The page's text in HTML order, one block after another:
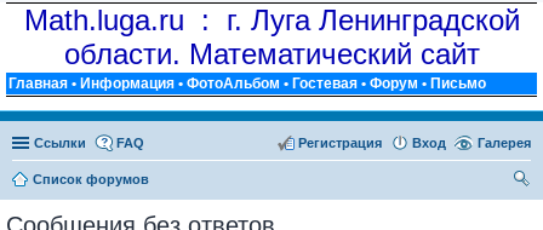
Math.luga.ru : г. Луга Ленинградской
области. Математический сайт
Главная • Информация • ФотоАльбом • Гостевая • Форум • Письмо
Ссылки Галерея
FAQ Вход
Регистрация
Список форумов